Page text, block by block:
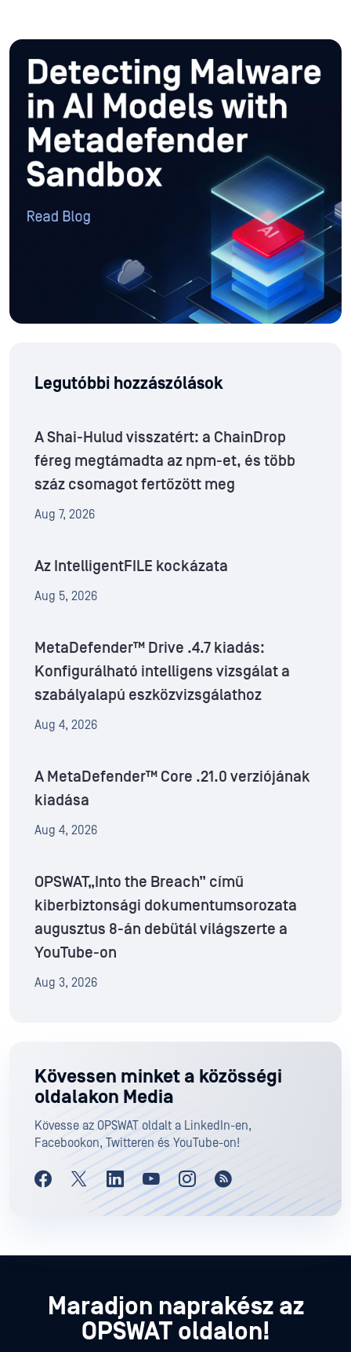
Legutóbbi hozzászólások
A Shai-Hulud visszatért: a ChainDrop
féreg megtámadta az npm-et, és több
száz csomagot fertőzött meg
Aug 7, 2026
Az IntelligentFILE kockázata
Aug 5, 2026
MetaDefender™ Drive .4.7 kiadás:
Konfigurálható intelligens vizsgálat a
szabályalapú eszközvizsgálathoz
Aug 4, 2026
A MetaDefender™ Core .21.0 verziójának
kiadása
Aug 4, 2026
OPSWAT„Into the Breach” című
kiberbiztonsági dokumentumsorozata
augusztus 8-án debütál világszerte a
YouTube-on
Aug 3, 2026
Kövessen minket a közösségi
oldalakon Media
Kövesse az OPSWAT oldalt a LinkedIn-en,
Facebookon, Twitteren és YouTube-on!
Maradjon naprakész az
OPSWAT oldalon!